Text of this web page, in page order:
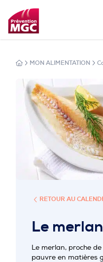
MON
MON
MON
MON ALIMENTATION
RETOUR AU
Le merlan
Le merlan, proche
pauvre en matières